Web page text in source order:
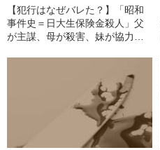
【犯行はなぜバレた？】「昭和
事件史＝日大生保険金殺人」父
が主謀、母が殺害、妹が協力…